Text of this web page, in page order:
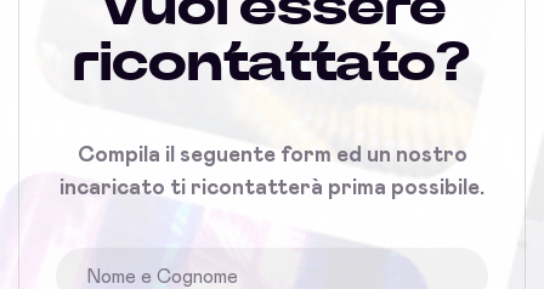
ricontattato?
Compila il seguente form ed un nostro
incaricato ti ricontatterà prima possibile.